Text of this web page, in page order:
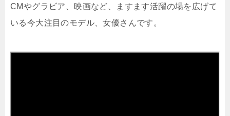
CMやグラビア、映画など、ますます活躍の場を広げて
いる今大注目のモデル、女優さんです。